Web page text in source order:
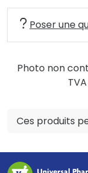
Poser une
Photo non
Ces produits